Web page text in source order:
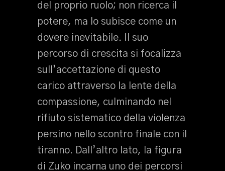
del proprio ruolo; non ricerca il
potere, ma lo subisce come un
dovere inevitabile. Il suo
percorso di crescita si focalizza
sull’accettazione di questo
carico attraverso la lente della
compassione, culminando nel
rifiuto sistematico della violenza
persino nello scontro finale con il
tiranno. Dall’altro lato, la figura
di Zuko incarna uno dei percorsi